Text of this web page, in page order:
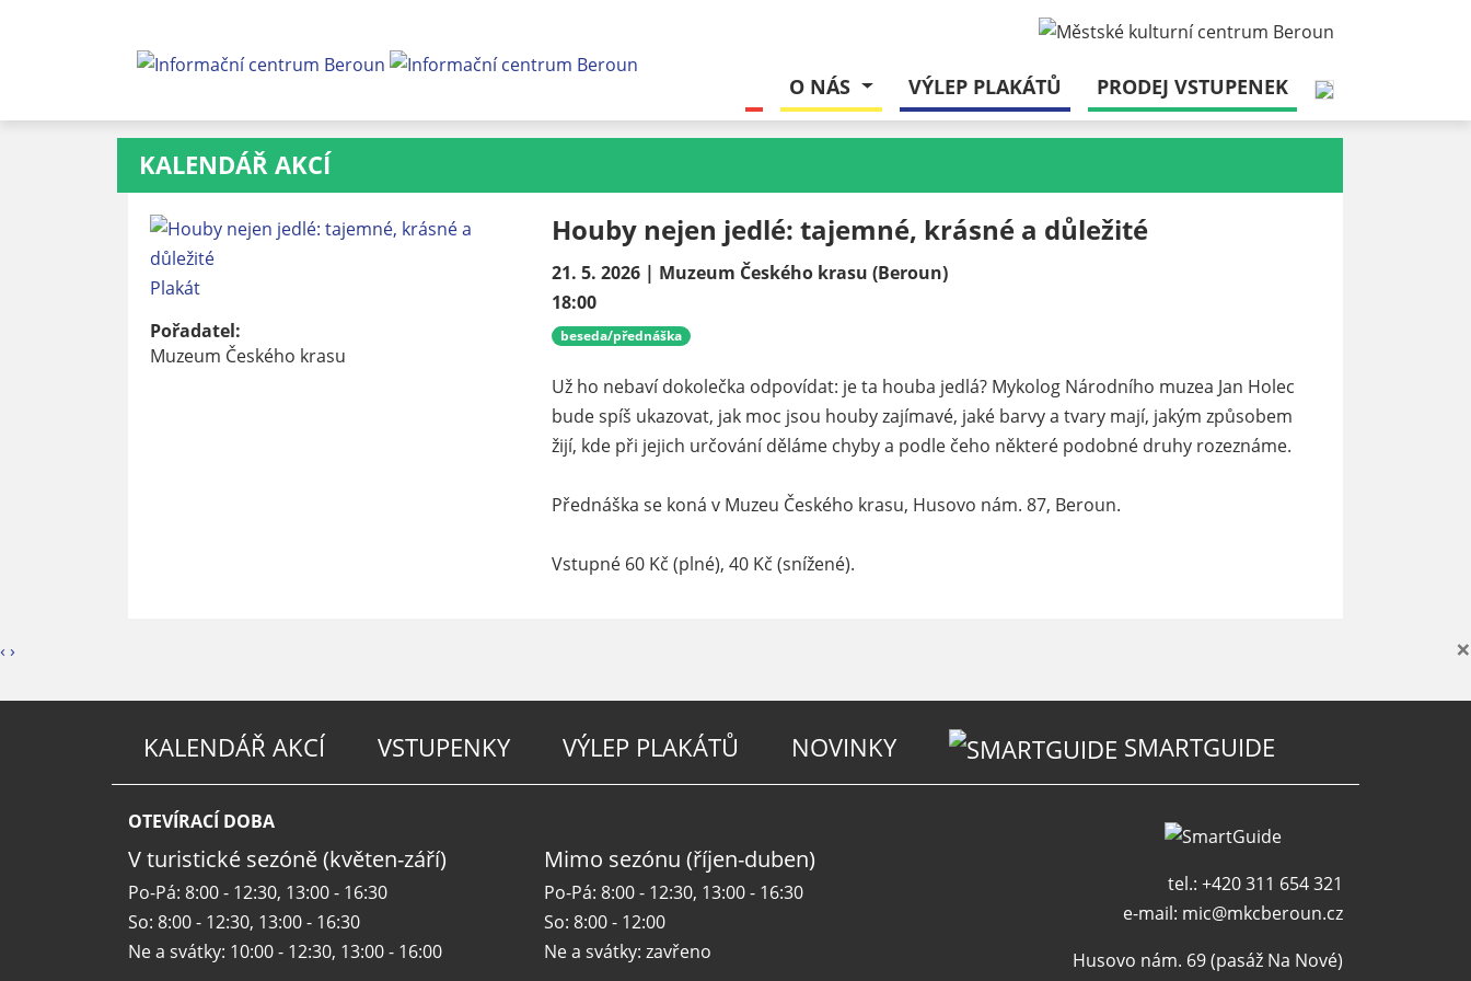
O NÁS VÝLEP PLAKÁTŮ PRODEJ VSTUPENEK
KALENDÁŘ AKCÍ
Plakát
Pořadatel:
Muzeum Českého krasu
Houby nejen jedlé: tajemné, krásné a důležité
21. 5. 2026 | Muzeum Českého krasu (Beroun)
18:00
beseda/přednáška
Už ho nebaví dokolečka odpovídat: je ta houba jedlá? Mykolog Národního muzea Jan Holec
bude spíš ukazovat, jak moc jsou houby zajímavé, jaké barvy a tvary mají, jakým způsobem
žijí, kde při jejich určování děláme chyby a podle čeho některé podobné druhy rozeznáme.
Přednáška se koná v Muzeu Českého krasu, Husovo nám. 87, Beroun.
Vstupné 60 Kč (plné), 40 Kč (snížené).
‹ › ×
KALENDÁŘ AKCÍ VSTUPENKY VÝLEP PLAKÁTŮ NOVINKY SMARTGUIDE
OTEVÍRACÍ DOBA
V turistické sezóně (květen-září)
Po-Pá: 8:00 - 12:30, 13:00 - 16:30
So: 8:00 - 12:30, 13:00 - 16:30
Ne a svátky: 10:00 - 12:30, 13:00 - 16:00
Mimo sezónu (říjen-duben)
Po-Pá: 8:00 - 12:30, 13:00 - 16:30
So: 8:00 - 12:00
Ne a svátky: zavřeno
tel.: +420 311 654 321
e-mail: mic@mkcberoun.cz
Husovo nám. 69 (pasáž Na Nové)